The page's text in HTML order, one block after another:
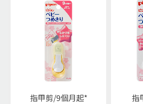
指甲剪/9個月起*
指